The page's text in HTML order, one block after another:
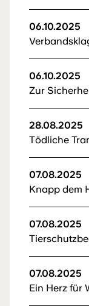
06.10.2025
06.10.2025
Zur
28.08.2025
Tödliche
07.08.2025
Knapp dem
07.08.2025
07.08.2025
Ein Herz für